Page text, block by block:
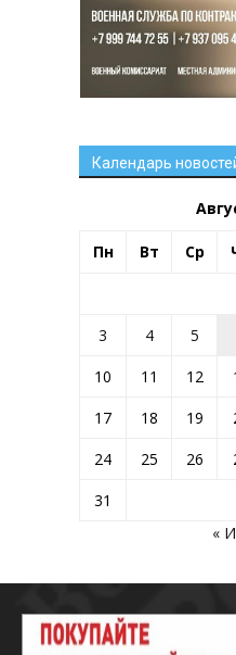
Календарь
Пн Вт Ср
3
4 5
10
11 12
17
18 19
24
25 26
31
«